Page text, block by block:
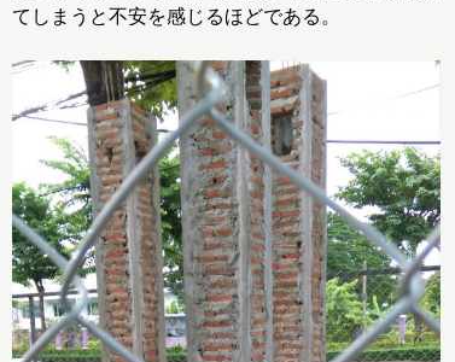
てしまうと不安を感じるほどである。